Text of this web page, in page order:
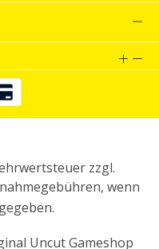
zzgl.
wenn
Uncut Gameshop